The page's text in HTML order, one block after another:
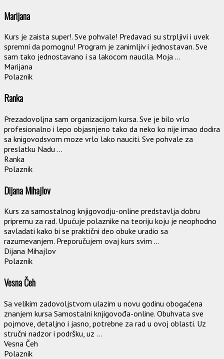
Marijana
Kurs je zaista super!. Sve pohvale! Predavaci su strpljivi i uvek
spremni da pomognu! Program je zanimljiv i jednostavan. Sve
sam tako jednostavano i sa lakocom naucila. Moja ...
Marijana
Polaznik
Ranka
Prezadovoljna sam organizacijom kursa. Sve je bilo vrlo
profesionalno i lepo objasnjeno tako da neko ko nije imao dodira
sa knigovodsvom moze vrlo lako nauciti. Sve pohvale za
preslatku Nadu ...
Ranka
Polaznik
Dijana Mihajlov
Kurs za samostalnog knjigovodju-online predstavlja dobru
pripremu za rad. Upućuje polaznike na teoriju koju je neophodno
savladati kako bi se praktični deo obuke uradio sa
razumevanjem. Preporučujem ovaj kurs svim ...
Dijana Mihajlov
Polaznik
Vesna Čeh
Sa velikim zadovoljstvom ulazim u novu godinu obogaćena
znanjem kursa Samostalni knjigovođa-online. Obuhvata sve
pojmove, detaljno i jasno, potrebne za rad u ovoj oblasti. Uz
stručni nadzor i podršku, uz ...
Vesna Čeh
Polaznik